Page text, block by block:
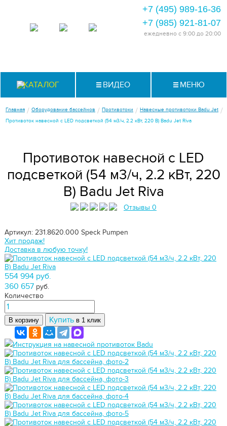
+7 (495) 989-16-36
+7 (985) 921-81-07
ежедневно с 9:00 до 20:00
КАТАЛОГ ВИДЕО МЕНЮ
Главная / Оборудование бассейнов / Противотоки / Навесные противотоки Badu Jet /
Противоток навесной с LED подсветкой (54 м3/ч, 2.2 кВт, 220 B) Badu Jet Riva
Противоток навесной с LED
подсветкой (54 м3/ч, 2.2 кВт, 220
B) Badu Jet Riva
Отзывы 0
Артикул: 231.8620.000 Speck Pumpen
Хит продаж!
Доставка в любую точку!
554 994 руб.
360 657 руб.
Количество
В корзину Купить в 1 клик
Инструкция на навесной противоток Badu